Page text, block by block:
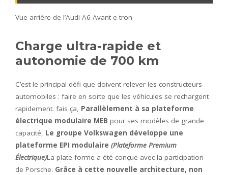
Vue arrière de l’Audi A6 Avant e-tron
Charge ultra-rapide et
autonomie de 700 km
C’est le principal défi que doivent relever les constructeurs
automobiles : faire en sorte que les véhicules se rechargent
rapidement. fais ça, Parallèlement à sa plateforme
électrique modulaire MEB pour ses modèles de grande
capacité, Le groupe Volkswagen développe une
plateforme EPI modulaire (Plateforme Premium
Électrique)La plate-forme a été conçue avec la participation
de Porsche. Grâce à cette nouvelle architecture, non